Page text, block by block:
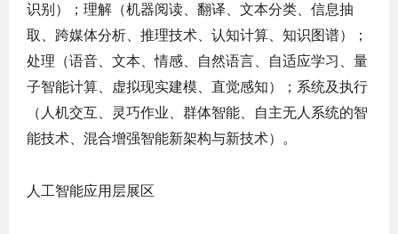
识别）；理解（机器阅读、翻译、文本分类、信息抽
取、跨媒体分析、推理技术、认知计算、知识图谱）；
处理（语音、文本、情感、自然语言、自适应学习、量
子智能计算、虚拟现实建模、直觉感知）；系统及执行
（人机交互、灵巧作业、群体智能、自主无人系统的智
能技术、混合增强智能新架构与新技术）。
人工智能应用层展区